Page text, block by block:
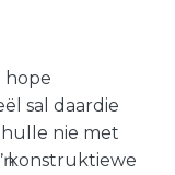
hope
sal daardie
hulle nie met
konstruktiewe